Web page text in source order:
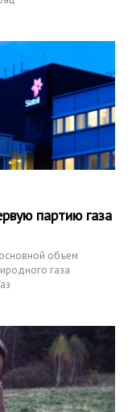
партию газа
объем
газа